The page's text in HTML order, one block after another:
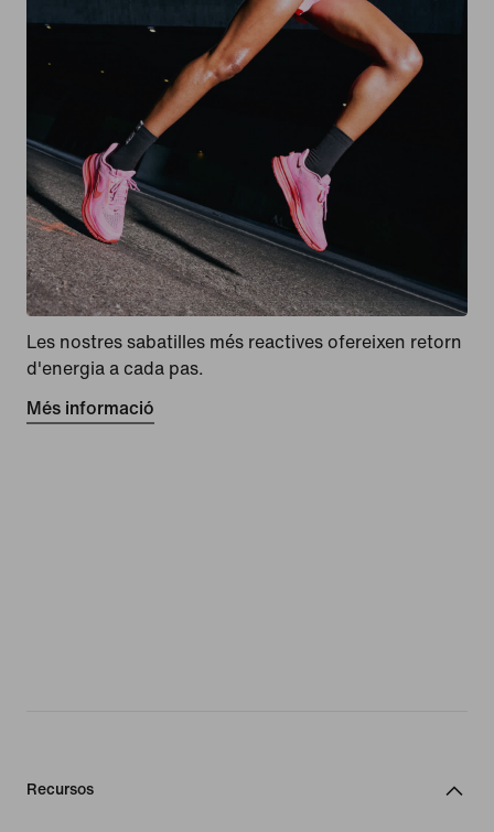
Les nostres sabatilles més reactives ofereixen retorn
d'energia a cada pas.
Més informació
Recursos